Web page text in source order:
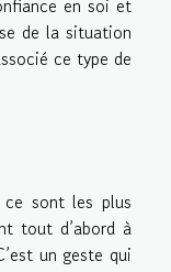
en soi et
de la situation
ce type de
ce sont les plus
tout d’abord à
un geste qui